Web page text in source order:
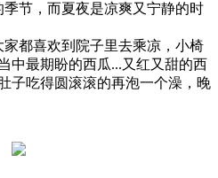
节，而夏夜是凉爽又宁静的时
都喜欢到院子里去乘凉，小椅
中最期盼的西瓜...又红又甜的西
子吃得圆滚滚的再泡一个澡，晚